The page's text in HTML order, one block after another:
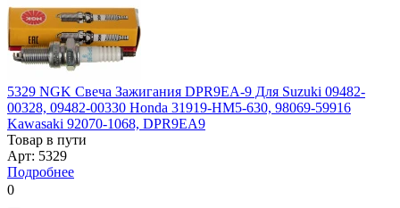
5329 NGK Свеча Зажигания DPR9EA-9 Для Suzuki 09482-
00328, 09482-00330 Honda 31919-HM5-630, 98069-59916
Kawasaki 92070-1068, DPR9EA9
Товар в пути
Арт: 5329
Подробнее
0